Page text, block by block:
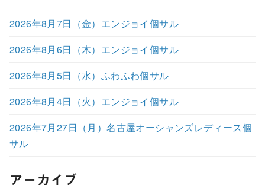
2026年8月7日（金）エンジョイ個サル
2026年8月6日（木）エンジョイ個サル
2026年8月5日（水）ふわふわ個サル
2026年8月4日（火）エンジョイ個サル
2026年7月27日（月）名古屋オーシャンズレディース個
サル
アーカイブ